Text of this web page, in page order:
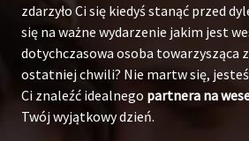
zdarzyło Ci się kiedyś stanąć przed
się na ważne wydarzenie jakim jest
dotychczasowa osoba towarzysząca
ostatniej chwili? Nie martw się,
Ci znaleźć idealnego partnera na
Twój wyjątkowy dzień.